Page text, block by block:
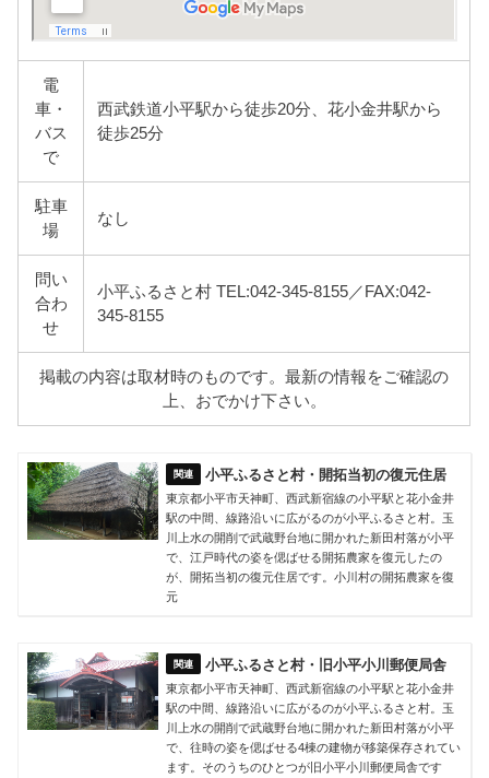
電
車・
バス
で
西武鉄道小平駅から徒歩20分、花小金井駅から
徒歩25分
駐車
場
なし
問い
合わ
せ
小平ふるさと村 TEL:042-345-8155／FAX:042-
345-8155
掲載の内容は取材時のものです。最新の情報をご確認の
上、おでかけ下さい。
小平ふるさと村・開拓当初の復元住居
東京都小平市天神町、西武新宿線の小平駅と花小金井
駅の中間、線路沿いに広がるのが小平ふるさと村。玉
川上水の開削で武蔵野台地に開かれた新田村落が小平
で、江戸時代の姿を偲ばせる開拓農家を復元したの
が、開拓当初の復元住居です。小川村の開拓農家を復
元
小平ふるさと村・旧小平小川郵便局舎
東京都小平市天神町、西武新宿線の小平駅と花小金井
駅の中間、線路沿いに広がるのが小平ふるさと村。玉
川上水の開削で武蔵野台地に開かれた新田村落が小平
で、往時の姿を偲ばせる4棟の建物が移築保存されてい
ます。そのうちのひとつが旧小平小川郵便局舎です